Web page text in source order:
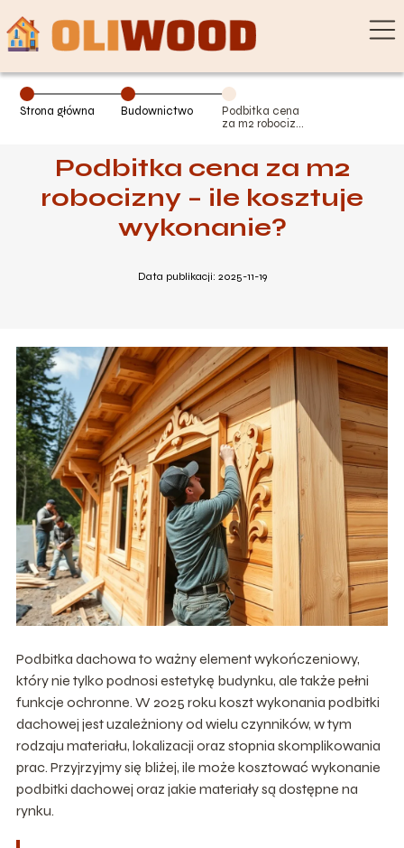
Strona główna Budownictwo
Podbitka cena
za m2 robocizny
Podbitka cena za m2
robocizny – ile kosztuje
wykonanie?
Data publikacji: 2025-11-19
Podbitka dachowa to ważny element wykończeniowy,
który nie tylko podnosi estetykę budynku, ale także pełni
funkcje ochronne. W 2025 roku koszt wykonania podbitki
dachowej jest uzależniony od wielu czynników, w tym
rodzaju materiału, lokalizacji oraz stopnia skomplikowania
prac. Przyjrzyjmy się bliżej, ile może kosztować wykonanie
podbitki dachowej oraz jakie materiały są dostępne na
rynku.